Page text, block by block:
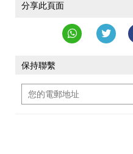
分享此頁面
保持聯繫